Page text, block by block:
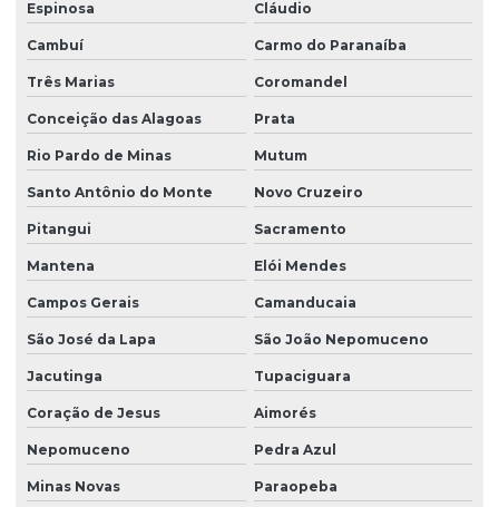
Espinosa Cláudio
Cambuí Carmo do Paranaíba
Três Marias Coromandel
Conceição das Alagoas Prata
Rio Pardo de Minas Mutum
Santo Antônio do Monte Novo Cruzeiro
Pitangui Sacramento
Mantena Elói Mendes
Campos Gerais Camanducaia
São José da Lapa São João Nepomuceno
Jacutinga Tupaciguara
Coração de Jesus Aimorés
Nepomuceno Pedra Azul
Minas Novas Paraopeba